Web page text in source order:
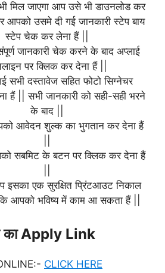
मिल जाएगा आप उसे भी डाउनलोड कर
उसमे दी गई जानकारी स्टेप बाय
स्टेप चेक कर लेना हैं ||
जानकारी चेक करने के बाद अप्लाई
पर क्लिक कर देना हैं ||
सभी दस्तावेज सहित फोटो सिग्नेचर
हैं || सभी जानकारी को सही-सही भरने
के बाद ||
आवेदन शुल्क का भुगतान कर देना हैं
सबमिट के बटन पर क्लिक कर देना हैं
एक सुरक्षित प्रिंटआउट निकाल
कि आपको भविष्य में काम आ सकता हैं ||
Apply Link
CLICK HERE